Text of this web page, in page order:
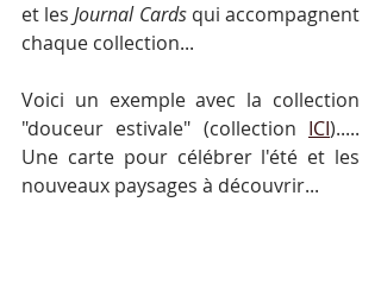
et les Journal Cards qui accompagnent
chaque collection...
Voici un exemple avec la collection
"douceur estivale" (collection ICI).....
Une carte pour célébrer l'été et les
nouveaux paysages à découvrir...